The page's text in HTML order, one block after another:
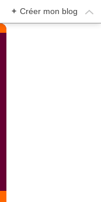
+ Créer mon blog